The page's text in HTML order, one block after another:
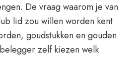
De vraag waarom je van
lid zou willen worden kent
goudstukken en gouden
zelf kiezen welk